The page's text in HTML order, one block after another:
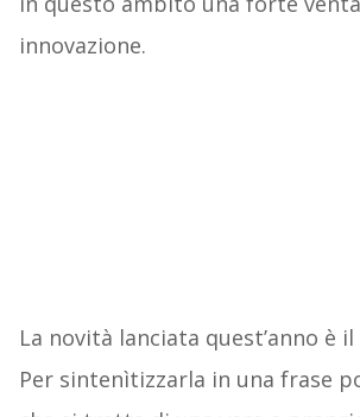
innovazione.
La novità lanciata quest’anno è
Per sintenìtizzarla in una frase